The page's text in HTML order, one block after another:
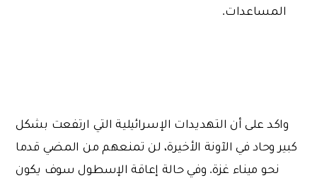
المساعدات.
واكد على أن التهديدات الإسرائيلية التي ارتفعت بشكل
كبير وحاد في الآونة الأخيرة، لن تمنعهم من المضي قدما
نحو ميناء غزة. وفي حالة إعاقة الإسطول سوف يكون